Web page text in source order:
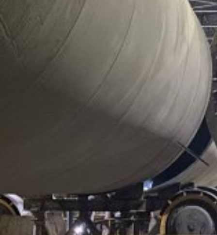
9 января 2019 г.
Наши специалисты по заказу АО УЗЭМИК выполнили
демонтаж двух линий по производству резиновых
уплотнителей. После маркировки и упаковки мы
погрузили оборудование данных линий, а также
оборудование третьей линии, демонтированной ранее на
автотранспорт. Затем оборудование было перевезено в г.